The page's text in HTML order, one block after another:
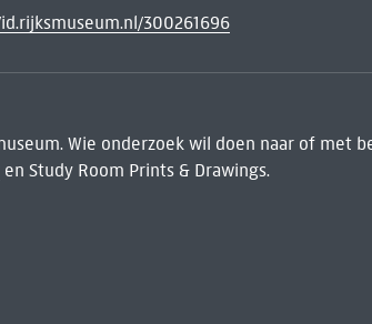
300261696
Wie onderzoek wil doen naar of met
en Study Room Prints & Drawings.